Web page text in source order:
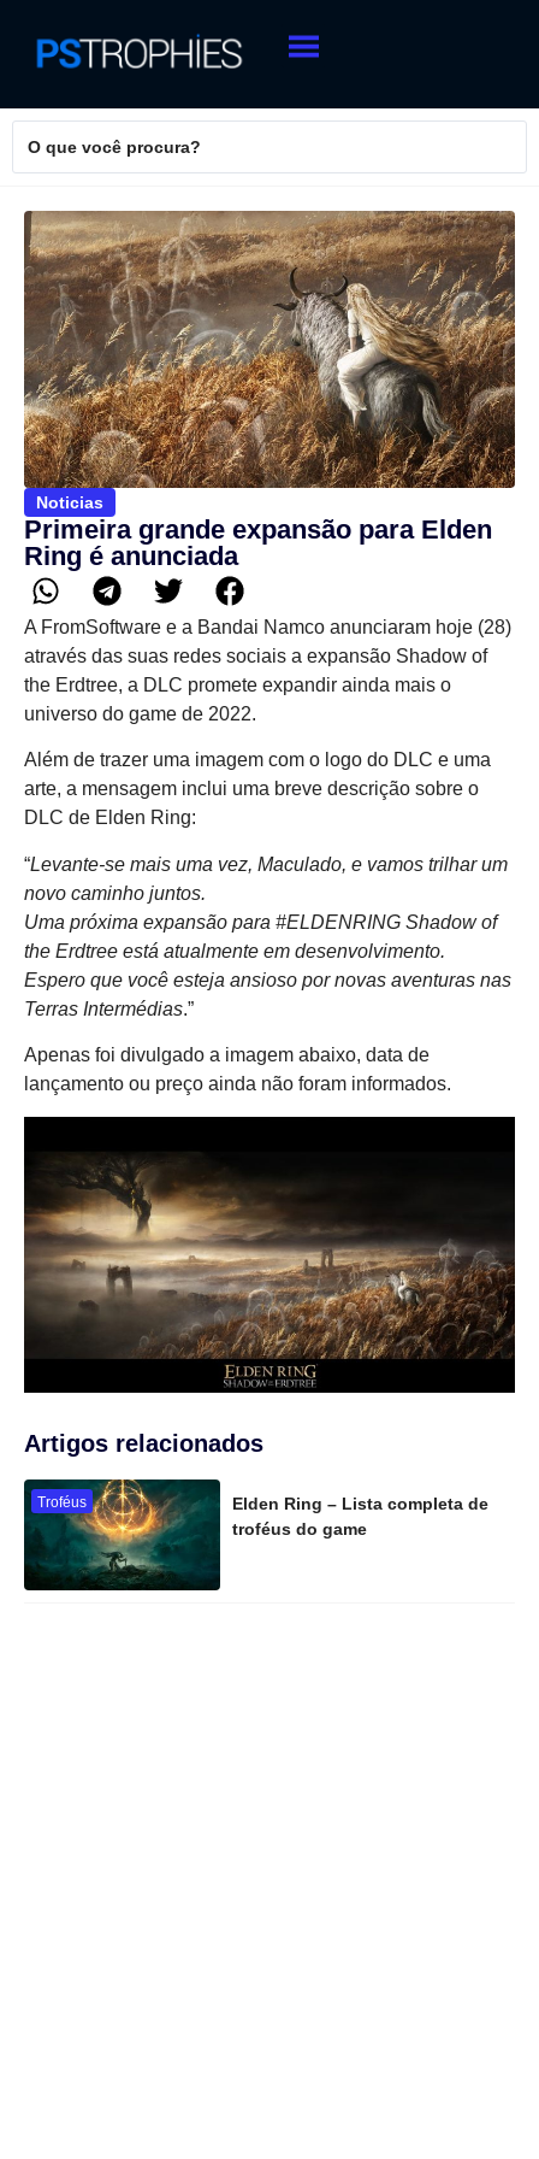
Noticias
Primeira grande expansão para Elden
Ring é anunciada
A FromSoftware e a Bandai Namco anunciaram hoje (28)
através das suas redes sociais a expansão Shadow of
the Erdtree, a DLC promete expandir ainda mais o
universo do game de 2022.
Além de trazer uma imagem com o logo do DLC e uma
arte, a mensagem inclui uma breve descrição sobre o
DLC de Elden Ring:
“Levante-se mais uma vez, Maculado, e vamos trilhar um
novo caminho juntos.
Uma próxima expansão para #ELDENRING Shadow of
the Erdtree está atualmente em desenvolvimento.
Espero que você esteja ansioso por novas aventuras nas
Terras Intermédias.”
Apenas foi divulgado a imagem abaixo, data de
lançamento ou preço ainda não foram informados.
Artigos relacionados
Troféus
Elden Ring – Lista completa de
troféus do game